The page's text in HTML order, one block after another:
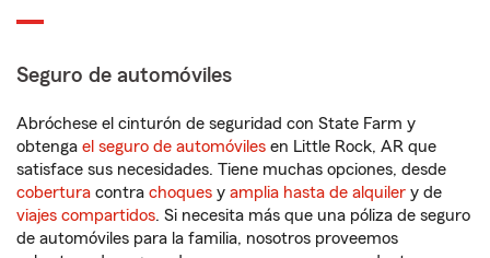
Seguro de automóviles
Abróchese el cinturón de seguridad con State Farm y
obtenga el seguro de automóviles en Little Rock, AR que
satisface sus necesidades. Tiene muchas opciones, desde
cobertura contra choques y amplia hasta de alquiler y de
viajes compartidos. Si necesita más que una póliza de seguro
de automóviles para la familia, nosotros proveemos